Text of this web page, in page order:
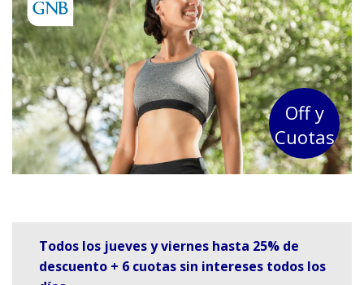
Off y
Cuotas
Todos los jueves y viernes hasta 25% de
descuento + 6 cuotas sin intereses todos los